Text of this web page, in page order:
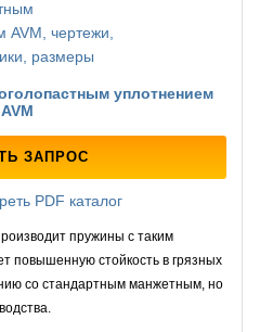
уплотнением
AVM
ЗАПРОС
PDF каталог
пружины с таким
повышенную стойкость в грязных
со стандартным манжетным, но